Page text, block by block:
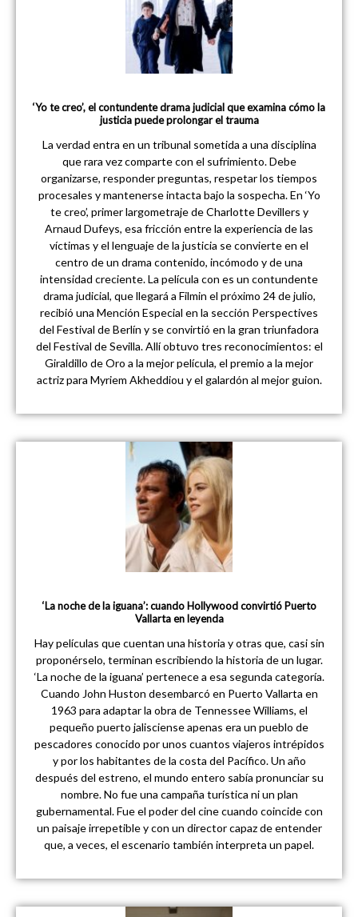
‘Yo te creo’, el contundente drama judicial que examina cómo la
justicia puede prolongar el trauma
La verdad entra en un tribunal sometida a una disciplina
que rara vez comparte con el sufrimiento. Debe
organizarse, responder preguntas, respetar los tiempos
procesales y mantenerse intacta bajo la sospecha. En ‘Yo
te creo’, primer largometraje de Charlotte Devillers y
Arnaud Dufeys, esa fricción entre la experiencia de las
víctimas y el lenguaje de la justicia se convierte en el
centro de un drama contenido, incómodo y de una
intensidad creciente. La película con es un contundente
drama judicial, que llegará a Filmin el próximo 24 de julio,
recibió una Mención Especial en la sección Perspectives
del Festival de Berlín y se convirtió en la gran triunfadora
del Festival de Sevilla. Allí obtuvo tres reconocimientos: el
Giraldillo de Oro a la mejor película, el premio a la mejor
actriz para Myriem Akheddiou y el galardón al mejor guion.
‘La noche de la iguana’: cuando Hollywood convirtió Puerto
Vallarta en leyenda
Hay películas que cuentan una historia y otras que, casi sin
proponérselo, terminan escribiendo la historia de un lugar.
‘La noche de la iguana’ pertenece a esa segunda categoría.
Cuando John Huston desembarcó en Puerto Vallarta en
1963 para adaptar la obra de Tennessee Williams, el
pequeño puerto jalisciense apenas era un pueblo de
pescadores conocido por unos cuantos viajeros intrépidos
y por los habitantes de la costa del Pacífico. Un año
después del estreno, el mundo entero sabía pronunciar su
nombre. No fue una campaña turística ni un plan
gubernamental. Fue el poder del cine cuando coincide con
un paisaje irrepetible y con un director capaz de entender
que, a veces, el escenario también interpreta un papel.